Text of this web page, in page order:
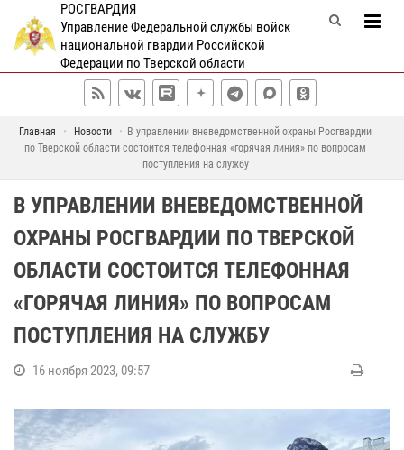
РОСГВАРДИЯ
Управление Федеральной службы войск
национальной гвардии Российской
Федерации по Тверской области
Главная Новости
В управлении вневедомственной охраны Росгвардии
по Тверской области состоится телефонная «горячая линия» по вопросам
поступления на службу
В УПРАВЛЕНИИ ВНЕВЕДОМСТВЕННОЙ
ОХРАНЫ РОСГВАРДИИ ПО ТВЕРСКОЙ
ОБЛАСТИ СОСТОИТСЯ ТЕЛЕФОННАЯ
«ГОРЯЧАЯ ЛИНИЯ» ПО ВОПРОСАМ
ПОСТУПЛЕНИЯ НА СЛУЖБУ
16 ноября 2023, 09:57